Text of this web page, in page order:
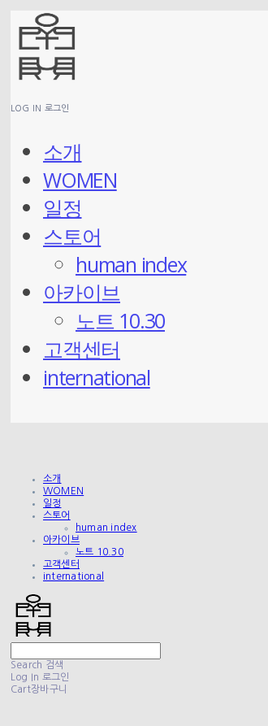
LOG IN 로그인
소개
WOMEN
일정
스토어
human index
아카이브
노트 10.30
고객센터
international
소개
WOMEN
일정
스토어
human index
아카이브
노트 10.30
고객센터
international
Search 검색
Log In 로그인
Cart장바구니